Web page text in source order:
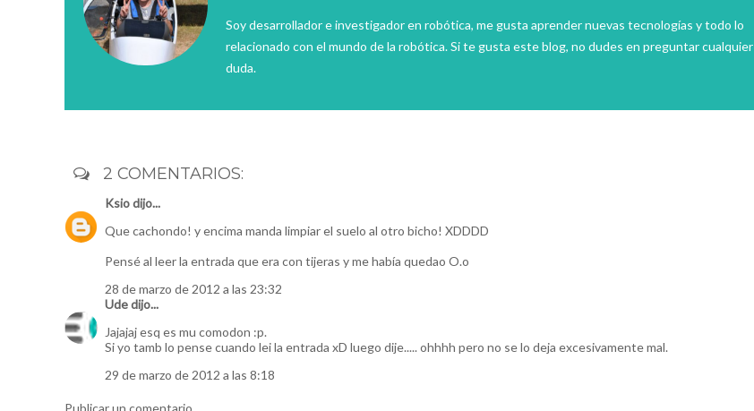
Soy desarrollador e investigador en robótica, me gusta aprender nuevas tecnologías y todo lo
relacionado con el mundo de la robótica. Si te gusta este blog, no dudes en preguntar cualquier
duda.
2 COMENTARIOS:
Ksiodijo...
Que cachondo! y encima manda limpiar el suelo al otro bicho! XDDDD
Pensé al leer la entrada que era con tijeras y me había quedao O.o
28 de marzo de 2012 a las 23:32
Udedijo...
Jajajaj esq es mu comodon :p.
Si yo tamb lo pense cuando lei la entrada xD luego dije..... ohhhh pero no se lo deja excesivamente mal.
29 de marzo de 2012 a las 8:18
Publicar un comentario